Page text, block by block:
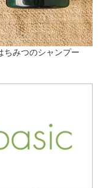
ちみつのシャンプー